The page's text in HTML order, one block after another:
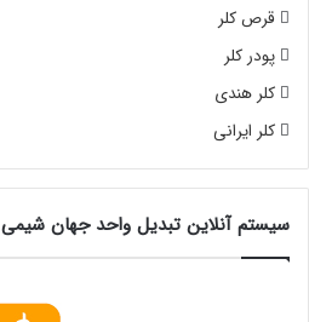
قرص کلر
پودر کلر
کلر هندی
کلر ایرانی
سیستم آنلاین تبدیل واحد جهان شیمی